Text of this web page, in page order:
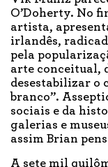
O’Doherty. No
artista,
irlandês,
pela
arte conceitual,
desestabilizar o
branco”.
sociais e da
galerias e
assim Brian
A sete mil